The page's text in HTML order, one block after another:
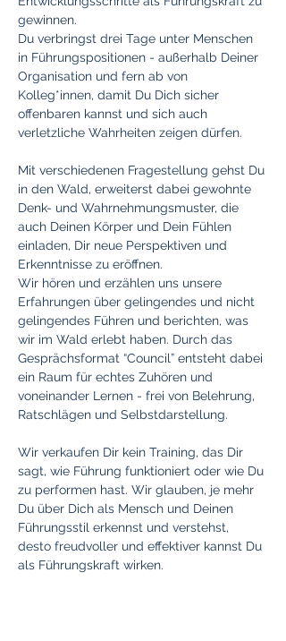
gewinnen.
Du verbringst drei Tage unter Menschen
in Führungspositionen - außerhalb Deiner
Organisation und fern ab von
Kolleg*innen, damit Du Dich sicher
offenbaren kannst und sich auch
verletzliche Wahrheiten zeigen dürfen.
Mit verschiedenen Fragestellung gehst Du
in den Wald, erweiterst dabei gewohnte
Denk- und Wahrnehmungsmuster, die
auch Deinen Körper und Dein Fühlen
einladen, Dir neue Perspektiven und
Erkenntnisse zu eröffnen.
Wir hören und erzählen uns unsere
Erfahrungen über gelingendes und nicht
gelingendes Führen und berichten, was
wir im Wald erlebt haben. Durch das
Gesprächsformat “Council” entsteht dabei
ein Raum für echtes Zuhören und
voneinander Lernen - frei von Belehrung,
Ratschlägen und Selbstdarstellung.
Wir verkaufen Dir kein Training, das Dir
sagt, wie Führung funktioniert oder wie Du
zu performen hast. Wir glauben, je mehr
Du über Dich als Mensch und Deinen
Führungsstil erkennst und verstehst,
desto freudvoller und effektiver kannst Du
als Führungskraft wirken.